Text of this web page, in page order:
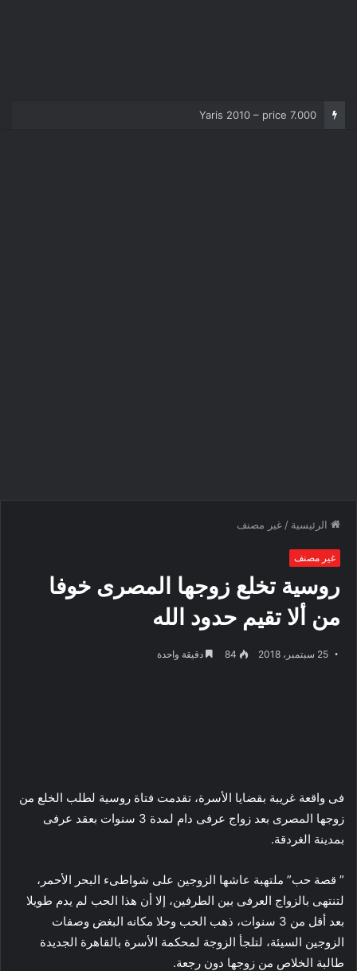
Yaris 2010 – price 7.000
الرئيسية / غير مصنف
غير مصنف
روسية تخلع زوجها المصرى خوفا
من ألا تقيم حدود الله
25 سبتمبر، 2018 84 دقيقة واحدة
فى واقعة غريبة بقضايا الأسرة، تقدمت فتاة روسية لطلب الخلع من
زوجها المصرى بعد زواج عرفى دام لمدة 3 سنوات بعقد عرفى
بمدينة الغردقة.
” قصة حب” ملتهبة عاشها الزوجين على شواطىء البحر الأحمر،
لتنتهى بالزواج العرفى بين الطرفين، إلا أن هذا الحب لم يدم طويلا
بعد أقل من 3 سنوات، ذهب الحب وحلا مكانه البغض وصفات
الزوجين السيئة، لتلجأ الزوجة لمحكمة الأسرة بالقاهرة الجديدة
طالبة الخلاص من زوجها دون رجعة.